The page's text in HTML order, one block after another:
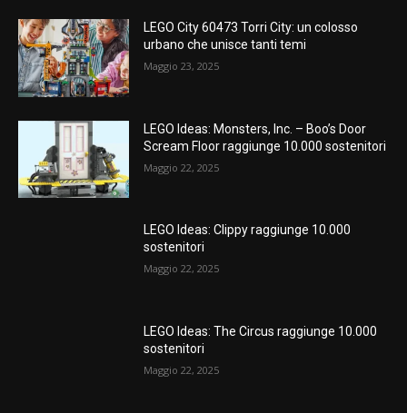
LEGO City 60473 Torri City: un colosso
urbano che unisce tanti temi
Maggio 23, 2025
LEGO Ideas: Monsters, Inc. – Boo’s Door
Scream Floor raggiunge 10.000 sostenitori
Maggio 22, 2025
LEGO Ideas: Clippy raggiunge 10.000
sostenitori
Maggio 22, 2025
LEGO Ideas: The Circus raggiunge 10.000
sostenitori
Maggio 22, 2025